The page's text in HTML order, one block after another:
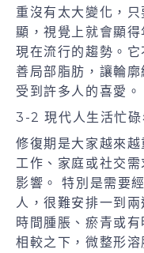
重沒有太大變化，
顯，視覺上就會顯
現在流行的趨勢。
善局部脂肪，讓輪
受到許多人的喜愛。
3-2 現代人生活忙碌
修復期是大家越來
工作、家庭或社交
影響。 特別是需要
人，很難安排一到
時間腫脹、瘀青或
相較之下，微整形